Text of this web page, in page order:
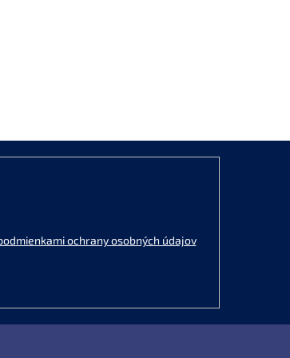
ochrany osobných údajov.